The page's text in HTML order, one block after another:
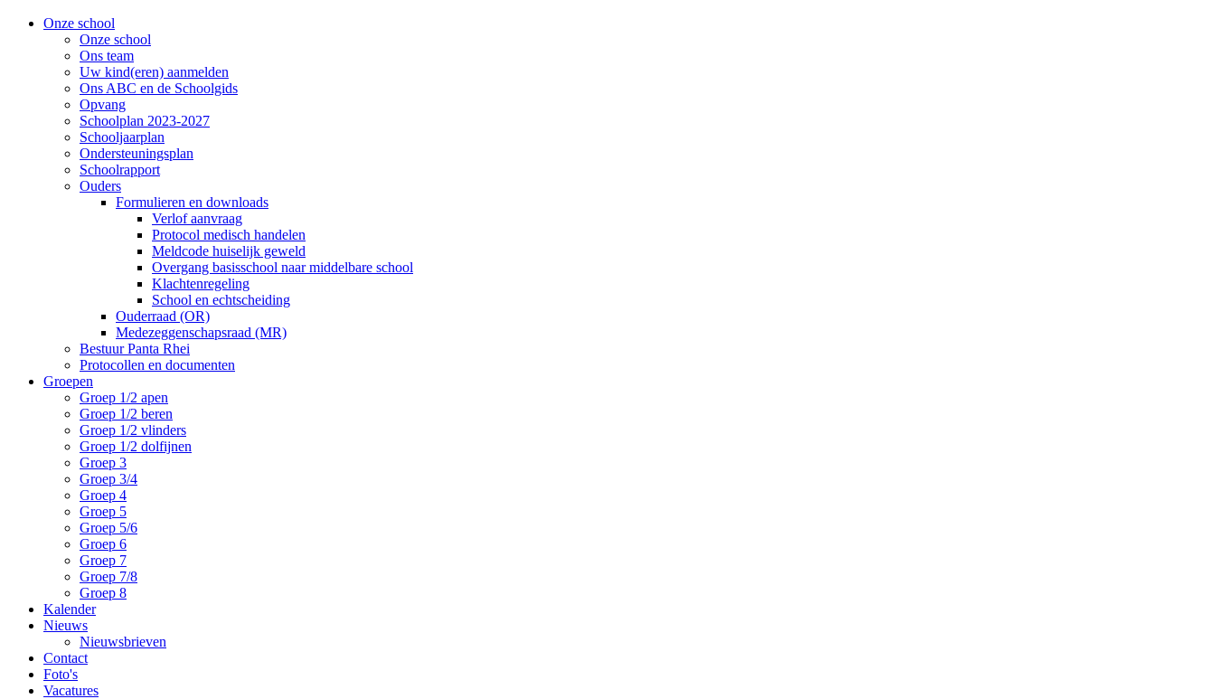
Onze school
Onze school
Ons team
Uw kind(eren) aanmelden
Ons ABC en de Schoolgids
Opvang
Schoolplan 2023-2027
Schooljaarplan
Ondersteuningsplan
Schoolrapport
Ouders
Formulieren en downloads
Verlof aanvraag
Protocol medisch handelen
Meldcode huiselijk geweld
Overgang basisschool naar middelbare school
Klachtenregeling
School en echtscheiding
Ouderraad (OR)
Medezeggenschapsraad (MR)
Bestuur Panta Rhei
Protocollen en documenten
Groepen
Groep 1/2 apen
Groep 1/2 beren
Groep 1/2 vlinders
Groep 1/2 dolfijnen
Groep 3
Groep 3/4
Groep 4
Groep 5
Groep 5/6
Groep 6
Groep 7
Groep 7/8
Groep 8
Kalender
Nieuws
Nieuwsbrieven
Contact
Foto's
Vacatures